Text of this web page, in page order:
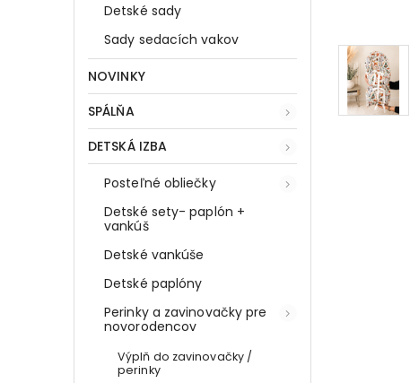
Detské sady
Sady sedacích vakov
NOVINKY
SPÁLŇA
DETSKÁ IZBA
Posteľné obliečky
Detské sety- paplón +
vankúš
Detské vankúše
Detské paplóny
Perinky a zavinovačky pre
novorodencov
Výplň do zavinovačky /
perinky